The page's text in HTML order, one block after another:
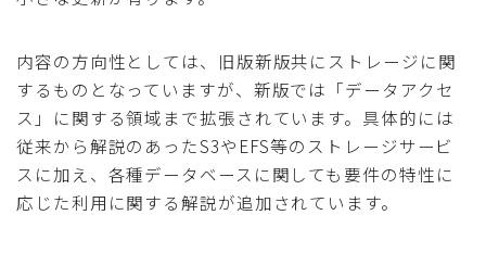
内容の方向性としては、旧版新版共にストレージに関
するものとなっていますが、新版では「データアクセ
ス」に関する領域まで拡張されています。具体的には
従来から解説のあったS3やEFS等のストレージサービ
スに加え、各種データベースに関しても要件の特性に
応じた利用に関する解説が追加されています。